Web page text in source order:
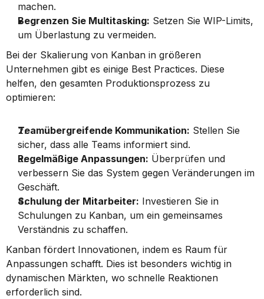
machen.
Begrenzen Sie Multitasking: Setzen Sie WIP-Limits,
um Überlastung zu vermeiden.
Bei der Skalierung von Kanban in größeren
Unternehmen gibt es einige Best Practices. Diese
helfen, den gesamten Produktionsprozess zu
optimieren:
Teamübergreifende Kommunikation: Stellen Sie
sicher, dass alle Teams informiert sind.
Regelmäßige Anpassungen: Überprüfen und
verbessern Sie das System gegen Veränderungen im
Geschäft.
Schulung der Mitarbeiter: Investieren Sie in
Schulungen zu Kanban, um ein gemeinsames
Verständnis zu schaffen.
Kanban fördert Innovationen, indem es Raum für
Anpassungen schafft. Dies ist besonders wichtig in
dynamischen Märkten, wo schnelle Reaktionen
erforderlich sind.